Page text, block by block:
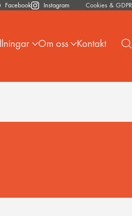
Facebook Instagram Cookies & GDPR
Om oss Kontakt